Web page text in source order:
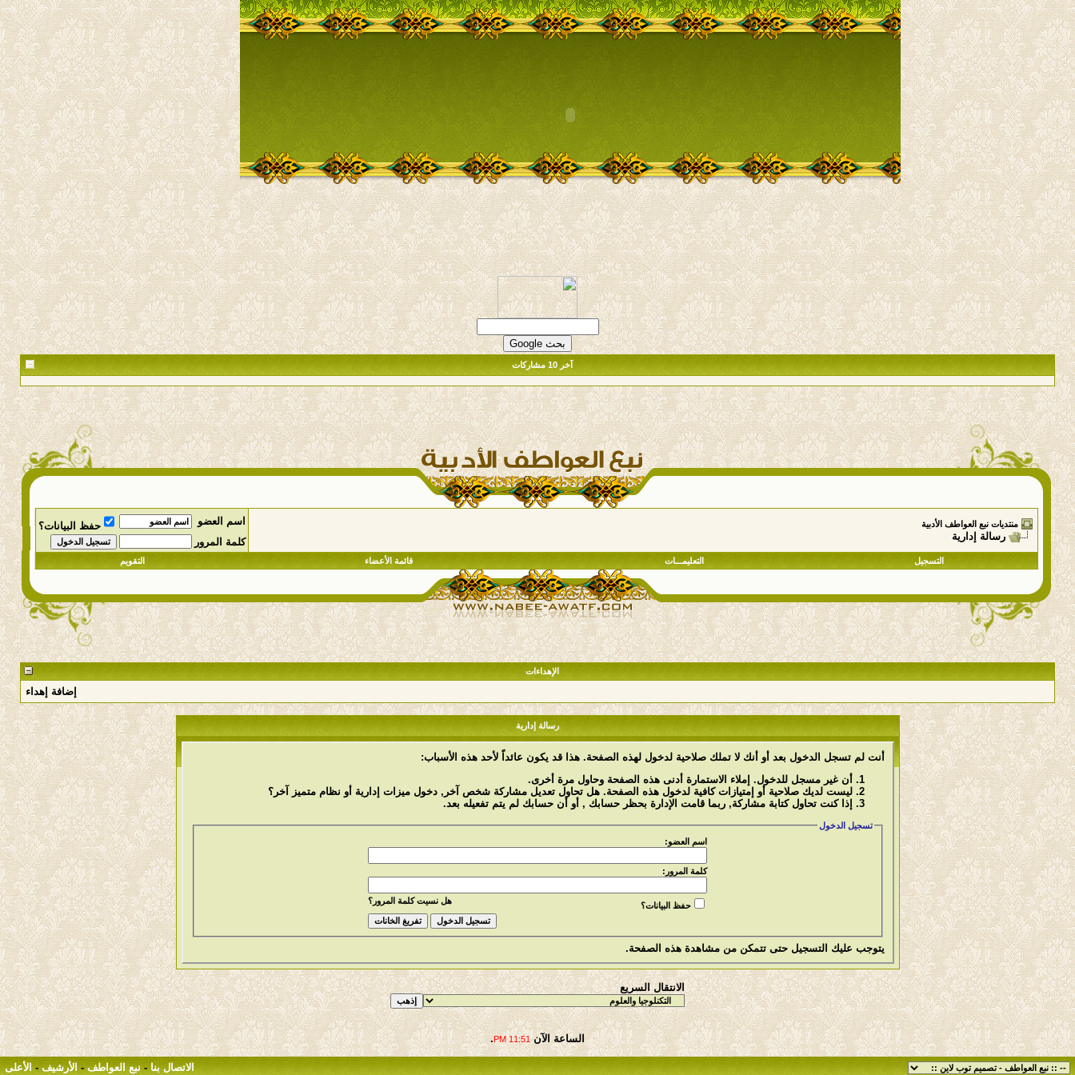
آخر 10 مشاركات
منتديات نبع العواطف الأدبية
رسالة إدارية
اسم العضو
حفظ البيانات؟
كلمة المرور
التسجيل التعليمـــات قائمة الأعضاء التقويم
الإهداءات
إضافة إهداء
رسالة إدارية
أنت لم تسجل الدخول بعد أو أنك لا تملك صلاحية لدخول لهذه الصفحة. هذا قد يكون عائداً لأحد هذه الأسباب:
أن غير مسجل للدخول. إملاء الاستمارة أدنى هذه الصفحة وحاول مرة أخرى.
ليست لديك صلاحية أو إمتيازات كافية لدخول هذه الصفحة. هل تحاول تعديل مشاركة شخص آخر, دخول ميزات إدارية أو نظام متميز آخر؟
إذا كنت تحاول كتابة مشاركة, ربما قامت الإدارة بحظر حسابك , أو أن حسابك لم يتم تفعيله بعد.
تسجيل الدخول
اسم العضو:
كلمة المرور:
هل نسيت كلمة المرور؟ حفظ البيانات؟
يتوجب عليك التسجيل حتى تتمكن من مشاهدة هذه الصفحة.
الانتقال السريع
الساعة الآن11:51 PM
.
الاتصال بنا - نبع العواطف - الأرشيف - الأعلى